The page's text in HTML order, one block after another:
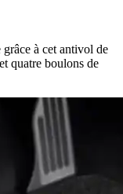
à cet antivol de
quatre boulons de